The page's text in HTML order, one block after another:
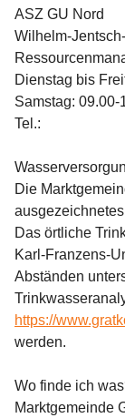
ASZ GU Nord
Wilhelm-
Dienstag bis
Samstag: 09.00-
Tel.:
Die
Das örtliche
Karl-Franzens-
Abständen
https://
werden.
Wo finde ich
Marktgemeinde